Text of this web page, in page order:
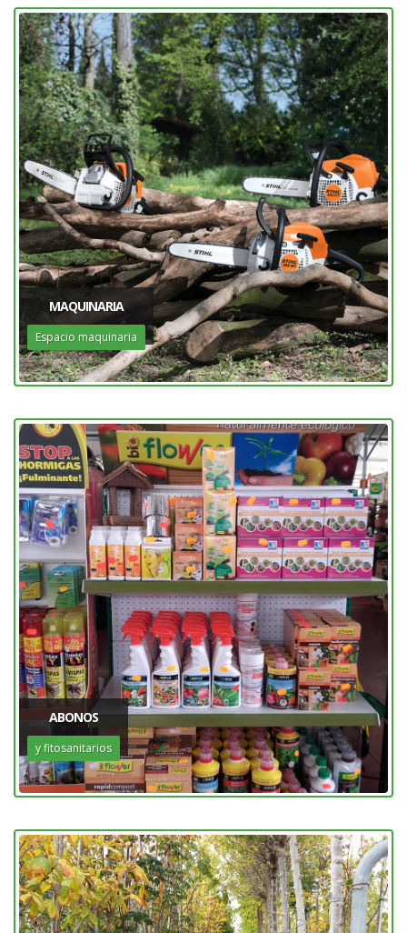
MAQUINARIA
Espacio maquinaria
ABONOS
y fitosanitarios